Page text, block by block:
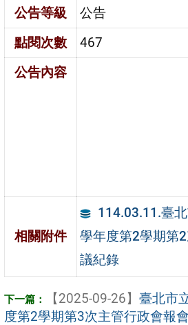
公告等級
公告
點閱次數
467
公告內容
相關附件
114.03.11.臺
學年度第2學期第
議紀錄
【2025-09-26】 臺北市
度第2學期第3次主管行政會報